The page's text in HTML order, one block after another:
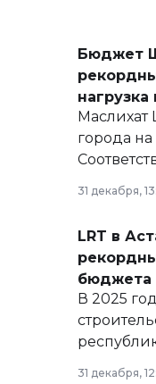
Бюджет
города
базе
сайте
31 декабря,
LRT в
бюджета
В 2025
31 декабря,